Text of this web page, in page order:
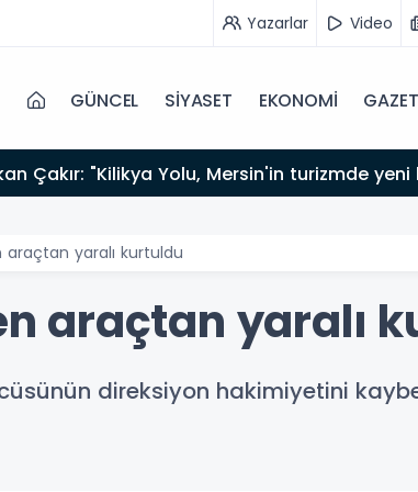
Yazarlar Video
GÜNCEL SİYASET EKONOMİ
Çakır: "Kilikya Yolu, Mersin'in turizmde
araçtan yaralı kurtuldu
araçtan yaralı
direksiyon hakimiyetini